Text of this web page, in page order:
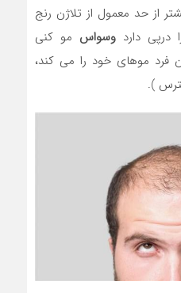
از حد معمول از تلاژن رنج
درپی دارد وسواس مو کنی
موهای خود را می کند،
).